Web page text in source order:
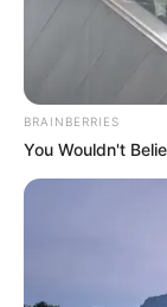
BRAINBERRIES
You Wouldn't